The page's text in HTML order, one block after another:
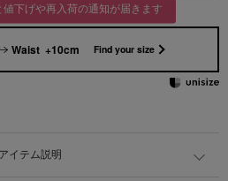
下げや再入荷の通知が届きます
Waist +10cm Find your size
アイテム説明